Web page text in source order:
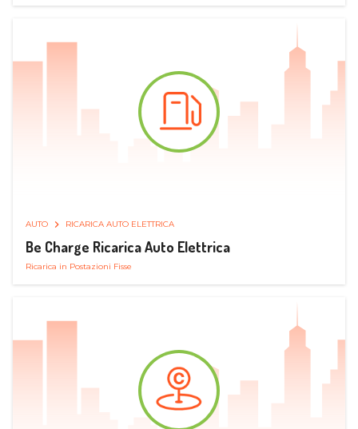
AUTO RICARICA AUTO ELETTRICA
Be Charge Ricarica Auto Elettrica
Ricarica in Postazioni Fisse